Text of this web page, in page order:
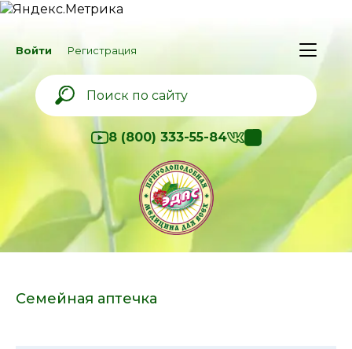
Войти Регистрация
8 (800) 333-55-84
Семейная аптечка